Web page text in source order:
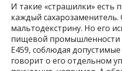
И такие «страшилки» есть
каждый сахарозаменитель.
мальтодекстрину. Но его
пищевой промышленности
Е459, соблюдая
говорит о его отдельном